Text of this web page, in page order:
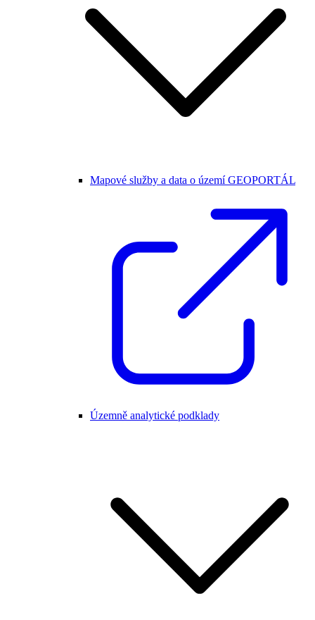
Mapové služby a data o území GEOPORTÁL
Územně analytické podklady